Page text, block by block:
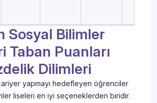
Sosyal Bilimler
Taban Puanları
Dilimleri
yapmayı hedefleyen öğrenciler
liseleri en iyi seçeneklerden biridir.